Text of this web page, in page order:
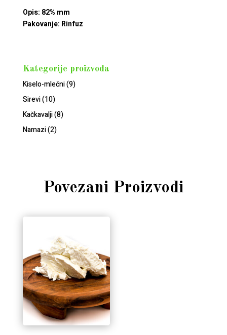
Opis: 82% mm
Pakovanje: Rinfuz
Kategorije proizvoda
Kiselo-mlečni(9)
Sirevi(10)
Kačkavalji(8)
Namazi(2)
Povezani Proizvodi